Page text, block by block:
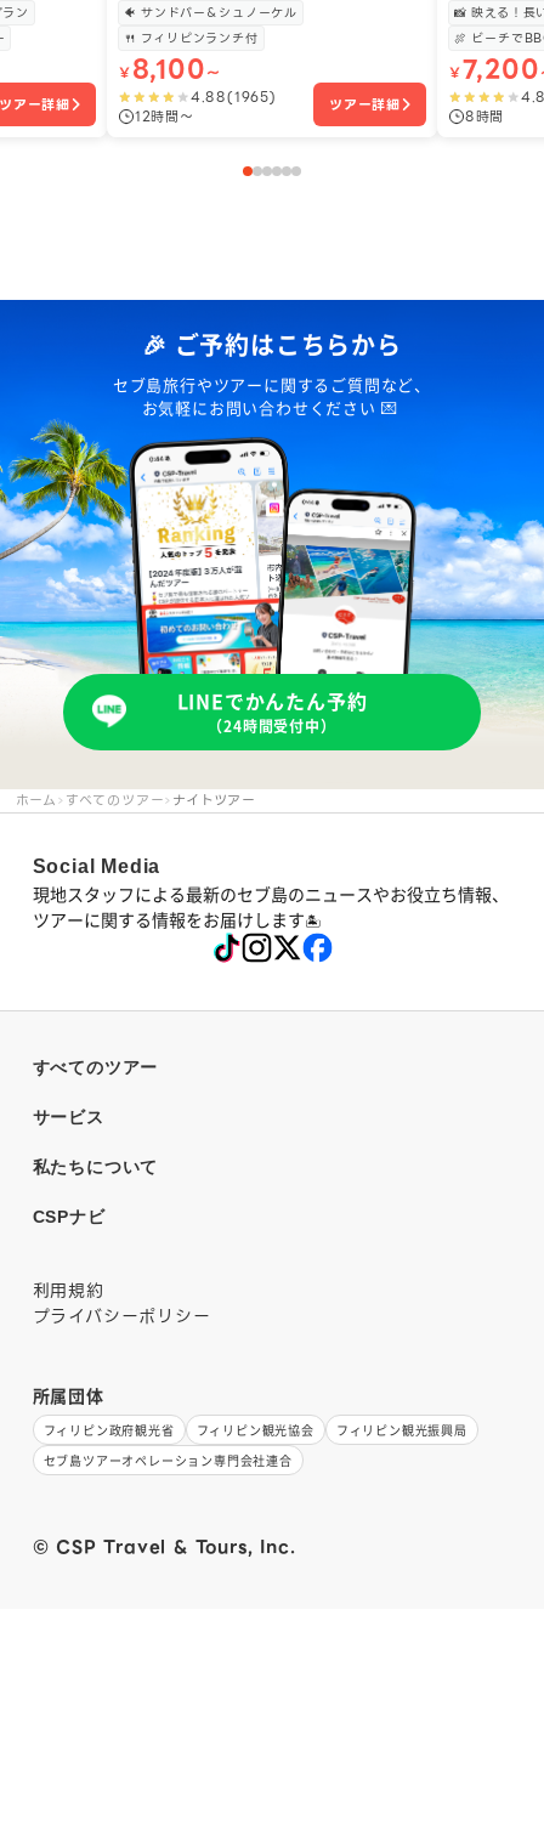
ン
アー詳細
🐠 サンドバー＆シュノーケル
🍴 フィリピンランチ付
￥8,100〜
4.88(1965)
12時間〜
ツアー詳細
📸 映える！長
🍖 ビーチで
￥7,200
8時間
🎉 ご予約はこちらから
セブ島旅行やツアーに関するご質問など、
お気軽にお問い合わせください 💌
LINEでかんたん予約
（24時間受付中）
ホーム すべてのツアー ナイトツアー
現地スタッフによる最新のセブ島のニュースやお役立ち情報、
ツアーに関する情報をお届けします🏝
Social Media
すべてのツアー
サービス
私たちについて
CSPナビ
利用規約
プライバシーポリシー
所属団体
フィリピン政府観光省 フィリピン観光協会
フィリピン観光振興局
セブ島ツアーオペレーション専門会社連合
© CSP Travel & Tours, Inc.